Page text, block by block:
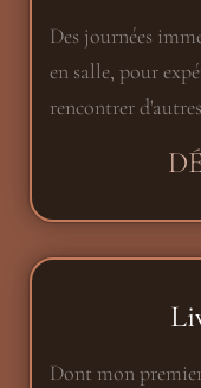
Des journées
en salle, pour
rencontrer
Dont mon